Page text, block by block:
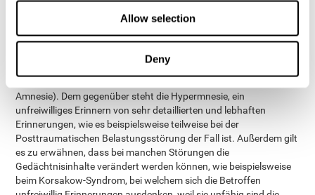
Allow selection
Deny
ist es so, dass das Gedächtnis die Informationen loswird, die wir
am wenigsten nutzen, vor allem wenn wir älter werden, das ist ein
ganz normaler Prozess. Dennoch gibt es auch das pathologische
Vergessen: entweder die Unfähigkeit neue Erinnerungen zu
generieren (anterograde Amnesie) und/oder die Unfähigkeit
Amnesie). Dem gegenüber steht die Hypermnesie, ein
unfreiwilliges Erinnern von sehr detaillierten und lebhaften
Erinnerungen, wie es beispielsweise teilweise bei der
Posttraumatischen Belastungsstörung der Fall ist. Außerdem gilt
es zu erwähnen, dass bei manchen Störungen die
Gedächtnisinhalte verändert werden können, wie beispielsweise
beim Korsakow-Syndrom, bei welchem sich die Betroffen